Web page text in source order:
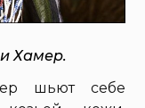
Хамер.
шьют себе